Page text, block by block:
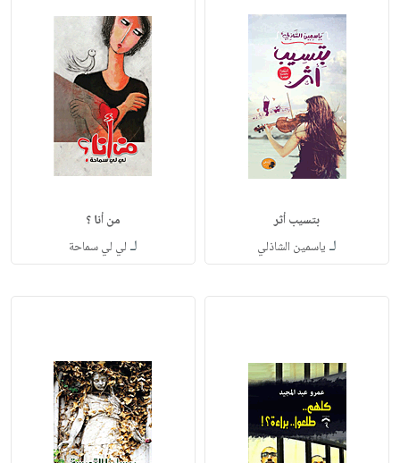
بتسيب أثر
لـ ياسمين الشاذلي
من أنا ؟
لـ لي لي سماحة